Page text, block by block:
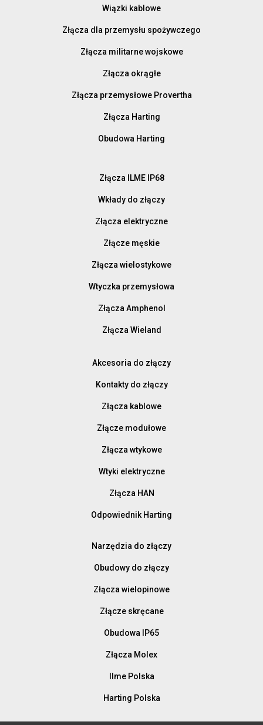
Wiązki kablowe
Złącza dla przemysłu spożywczego
Złącza militarne wojskowe
Złącza okrągłe
Złącza przemysłowe Provertha
Złącza Harting
Obudowa Harting
Złącza ILME IP68
Wkłady do złączy
Złącza elektryczne
Złącze męskie
Złącza wielostykowe
Wtyczka przemysłowa
Złącza Amphenol
Złącza Wieland
Akcesoria do złączy
Kontakty do złączy
Złącza kablowe
Złącze modułowe
Złącza wtykowe
Wtyki elektryczne
Złącza HAN
Odpowiednik Harting
Narzędzia do złączy
Obudowy do złączy
Złącza wielopinowe
Złącze skręcane
Obudowa IP65
Złącza Molex
Ilme Polska
Harting Polska